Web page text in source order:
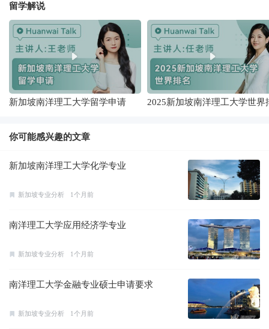
留学解说
新加坡南洋理工大学留学申请
2025新加坡南洋理工大学世界
你可能感兴趣的文章
新加坡南洋理工大学化学专业
新加坡专业分析 1个月前
南洋理工大学应用经济学专业
新加坡专业分析 1个月前
南洋理工大学金融专业硕士申请要求
新加坡专业分析 1个月前